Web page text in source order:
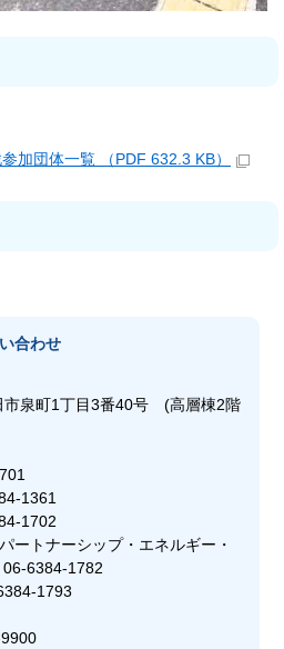
加団体一覧 （PDF 632.3 KB）
合わせ
泉町1丁目3番40号 (高層棟2階
1361
1702
ートナーシップ・エネルギー・
06-6384-1782
1793